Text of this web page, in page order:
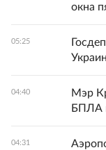
окна
05:25
04:40
Мэр
БПЛА
04:31